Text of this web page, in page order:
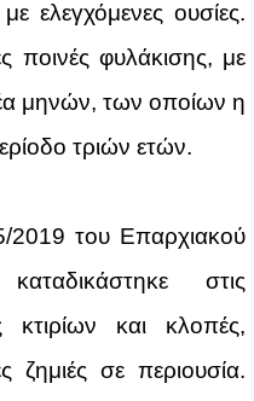
ελεγχόμενες ουσίες.
ποινές φυλάκισης, με
μηνών, των οποίων η
τριών ετών.
του Επαρχιακού
στις
κτιρίων και κλοπές,
ζημιές σε περιουσία.